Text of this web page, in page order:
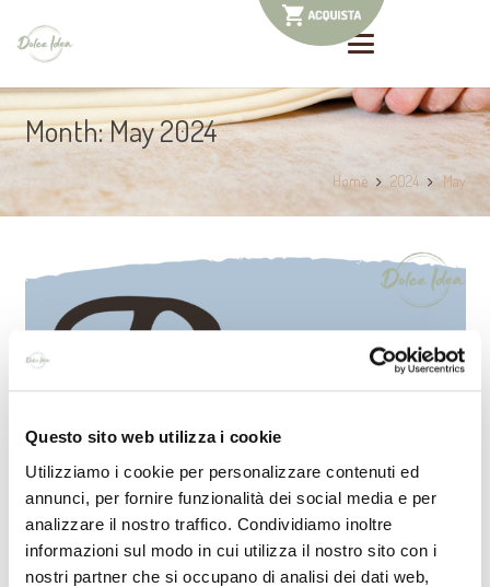
Questo sito web utilizza i cookie
Utilizziamo i cookie per personalizzare contenuti ed
annunci, per fornire funzionalità dei social media e per
analizzare il nostro traffico. Condividiamo inoltre
informazioni sul modo in cui utilizza il nostro sito con i
nostri partner che si occupano di analisi dei dati web,
Month:May 2024
Home 2024 May